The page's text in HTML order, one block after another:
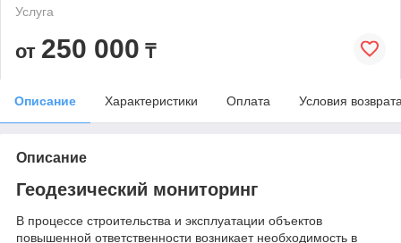
Услуга
от 250 000 ₸
Описание Характеристики Оплата Условия
Описание
Геодезический мониторинг
В процессе строительства и эксплуатации объектов
повышенной ответственности возникает необходимость в